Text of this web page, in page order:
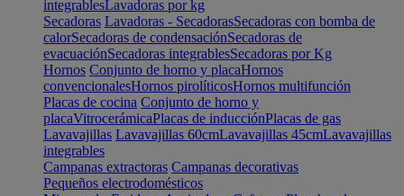
integrablesLavadoras por kg
Secadoras Lavadoras - SecadorasSecadoras con bomba de
calorSecadoras de condensaciónSecadoras de
evacuaciónSecadoras integrablesSecadoras por Kg
Hornos Conjunto de horno y placaHornos
convencionalesHornos pirolíticosHornos multifunción
Placas de cocina Conjunto de horno y
placaVitrocerámicaPlacas de inducciónPlacas de gas
Lavavajillas Lavavajillas 60cmLavavajillas 45cmLavavajillas
integrables
Campanas extractoras Campanas decorativas
Pequeños electrodomésticos